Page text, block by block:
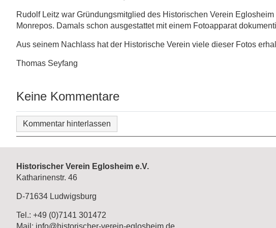
Rudolf Leitz war Gründungsmitglied des Historischen Verein
Monrepos. Damals schon ausgestattet mit einem Fotoapparat
Aus seinem Nachlass hat der Historische Verein viele dieser Fotos
Thomas Seyfang
Keine Kommentare
Kommentar hinterlassen
Historischer Verein Eglosheim e.V.
Katharinenstr. 46
D-71634 Ludwigsburg
Tel.: +49 (0)7141 301472
Mail: info@historischer-verein-eglosheim.de